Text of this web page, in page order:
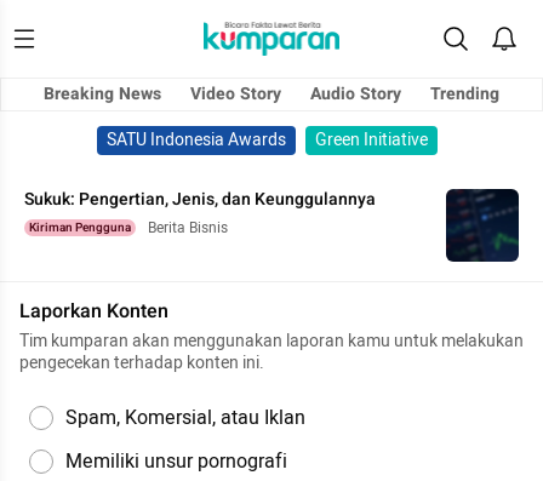
Breaking News Video Story Audio Story
Trending
SATU Indonesia Awards
Green Initiative
Sukuk: Pengertian, Jenis, dan Keunggulannya
Kiriman Pengguna Berita Bisnis
Laporkan Konten
Tim kumparan akan menggunakan laporan kamu untuk melakukan
pengecekan terhadap konten ini.
Spam, Komersial, atau Iklan
Memiliki unsur pornografi